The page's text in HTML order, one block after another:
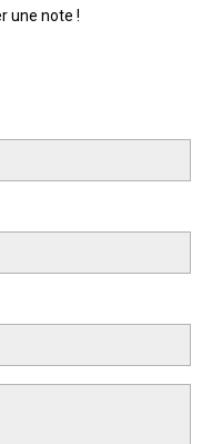
une note !